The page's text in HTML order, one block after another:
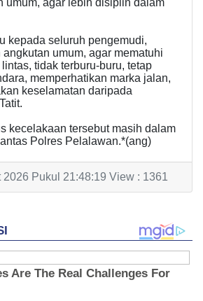
umum, agar lebih disiplin dalam
kepada seluruh pengemudi,
umum, agar mematuhi
tidak terburu-buru, tetap
memperhatikan marka jalan,
keselamatan daripada
kecelakaan tersebut masih dalam
Polres Pelalawan.*(ang)
2026 Pukul 21:48:19 View : 1361